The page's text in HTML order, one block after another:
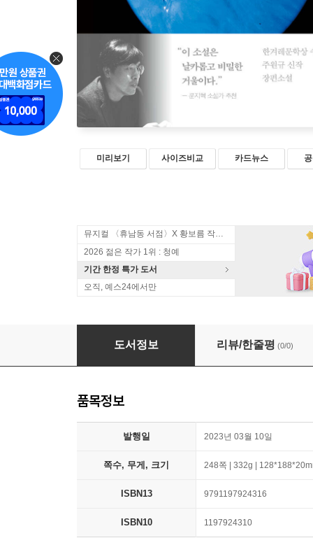
미리보기 사이즈비교 카드뉴스
뮤지컬 〈휴남동 서점〉X 황보름 작가 북토크
2026 젊은 작가 1위 : 청예
기간 한정 특가 도서
오직, 예스24에서만
도서정보 리뷰/한줄평 (0/0)
품목정보
발행일 2023년 03월 10일
쪽수, 무게, 크기 248쪽 | 332g |
ISBN13 9791197924316
ISBN10 1197924310